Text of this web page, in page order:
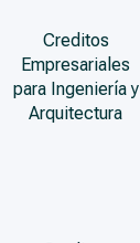
Creditos
Empresariales
para Ingeniería y
Arquitectura